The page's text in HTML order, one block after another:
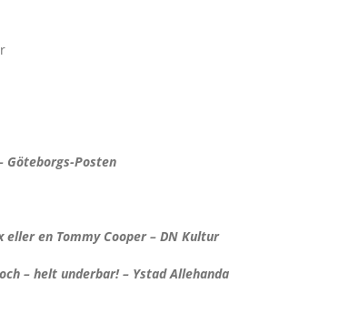
Posten
eller en Tommy Cooper – DN Kultur
– helt underbar! – Ystad Allehanda